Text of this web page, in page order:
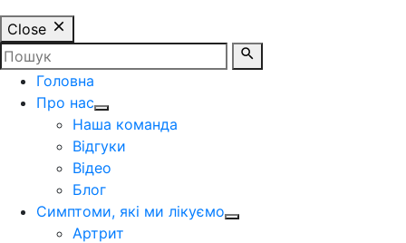
Close
Головна
Про нас
Наша команда
Відгуки
Відео
Блог
Симптоми, які ми лікуємо
Артрит